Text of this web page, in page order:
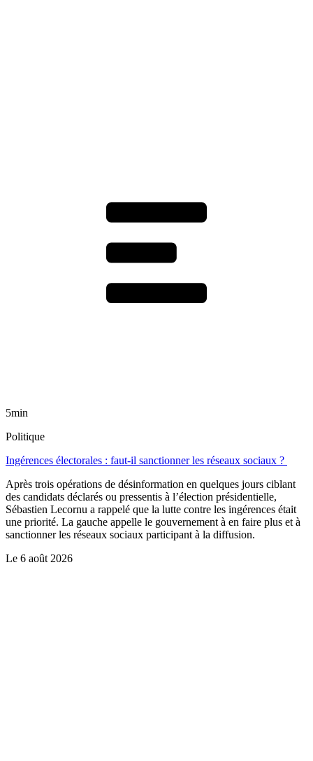
5min
Politique
Ingérences électorales : faut-il sanctionner les réseaux sociaux ?
Après trois opérations de désinformation en quelques jours ciblant
des candidats déclarés ou pressentis à l’élection présidentielle,
Sébastien Lecornu a rappelé que la lutte contre les ingérences était
une priorité. La gauche appelle le gouvernement à en faire plus et à
sanctionner les réseaux sociaux participant à la diffusion.
Le 6 août 2026